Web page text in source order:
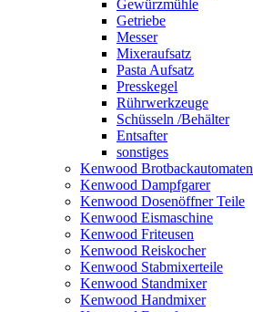
Gewürzmühle
Getriebe
Messer
Mixeraufsatz
Pasta Aufsatz
Presskegel
Rührwerkzeuge
Schüsseln /Behälter
Entsafter
sonstiges
Kenwood Brotbackautomaten
Kenwood Dampfgarer
Kenwood Dosenöffner Teile
Kenwood Eismaschine
Kenwood Friteusen
Kenwood Reiskocher
Kenwood Stabmixerteile
Kenwood Standmixer
Kenwood Handmixer